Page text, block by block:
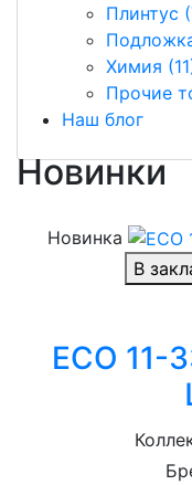
Плинтус
Химия
Прочие
Наш блог
оплата
любым способом
Новинки
Новинка
В
ECO 11-